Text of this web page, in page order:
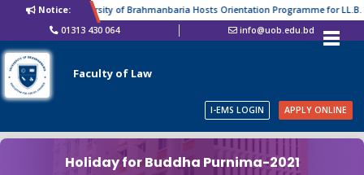
Notice:University of Brahmanbaria Hosts Orientation Programme for LL.B.
01313 430 064
info@uob.edu.bd
Faculty of Law
I-EMS LOGIN APPLY ONLINE
Holiday for Buddha Purnima-2021